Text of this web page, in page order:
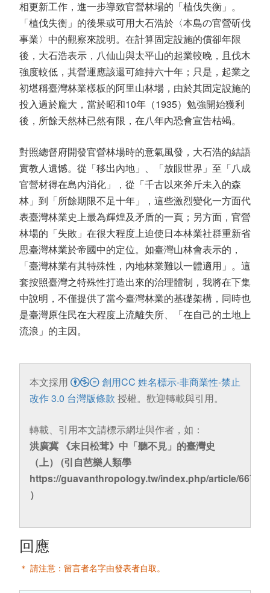
相更新工作，進一步導致官營林場的「植伐失衡」。
「植伐失衡」的後果或可用大石浩於〈本島の官營斫伐
事業〉中的觀察來說明。在計算固定設施的償卻年限
後，大石浩表示，八仙山與太平山的起業較晚，且伐木
強度較低，其營運應該還可維持六十年；只是，起業之
初堪稱臺灣林業樣板的阿里山林場，由於其固定設施的
投入過於龐大，當於昭和10年（1935）勉強開始獲利
後，所餘天然林已然有限，在八年內恐會宣告枯竭。
對照總督府開發官營林場時的意氣風發，大石浩的結語
實教人遺憾。從「移出內地」、「放眼世界」至「八成
官營材得在島內消化」，從「千古以來斧斤未入的森
林」到「所餘期限不足十年」，這些激烈變化一方面代
表臺灣林業史上最為輝煌及矛盾的一頁；另方面，官營
林場的「失敗」在很大程度上迫使日本林業社群重新省
思臺灣林業於帝國中的定位。如臺灣山林會表示的，
「臺灣林業有其特殊性，內地林業難以一體適用」。這
套按照臺灣之特殊性打造出來的治理體制，我將在下集
中說明，不僅提供了當今臺灣林業的基礎架構，同時也
是臺灣原住民在大程度上流離失所、「在自己的土地上
流浪」的主因。
本文採用
創用CC 姓名標示-非商業性-禁止
改作 3.0 台灣版條款 授權。歡迎轉載與引用。
轉載、引用本文請標示網址與作者，如：
洪廣冀 《末日松茸》中「聽不見」的臺灣史
（上） (引自芭樂人類學
https://guavanthropology.tw/index.php/article/6672
）
回應
＊ 請注意：留言者名字由發表者自取。